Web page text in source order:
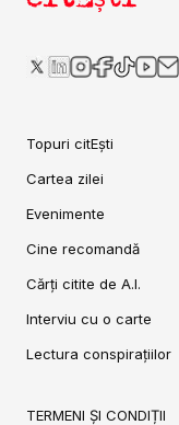
Topuri citEști
Cartea zilei
Evenimente
Cine recomandă
Cărți citite de A.I.
Interviu cu o carte
Lectura conspirațiilor
TERMENI ȘI CONDIȚII